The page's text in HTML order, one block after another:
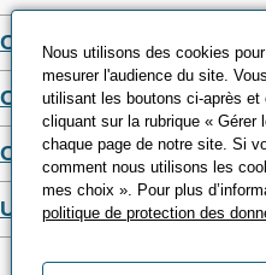
OPCO MOBILITES
OPCO SANTE
OPCOMMERCE
UNIFORMATION
Nous utilisons des cookies
mesurer l'audience du site.
utilisant les boutons ci-après et
cliquant sur la rubrique «
chaque page de notre site. Si
comment nous utilisons les
mes choix ». Pour plus
politique de protection des